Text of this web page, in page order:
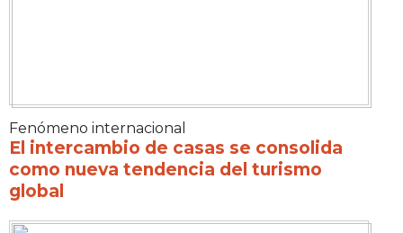
Fenómeno internacional
El intercambio de casas se consolida
como nueva tendencia del turismo
global